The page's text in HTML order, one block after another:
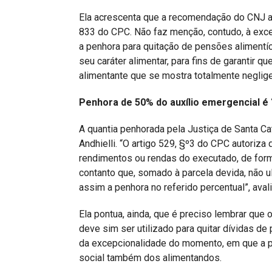
Ela acrescenta que a recomendação do
833 do CPC. Não faz menção, contudo, à
a penhora para quitação de pensões
seu caráter alimentar, para fins de garantir
alimentante que se mostra totalmente
Penhora de 50% do auxílio emergencial
A quantia penhorada pela Justiça de Santa
Andhielli. “O artigo 529, §º3 do CPC
rendimentos ou rendas do executado, de
contanto que, somado à parcela devida, não
assim a penhora no referido percentual”,
Ela pontua, ainda, que é preciso lembrar
deve sim ser utilizado para quitar dívidas de
da excepcionalidade do momento, em que a
social também dos alimentandos.